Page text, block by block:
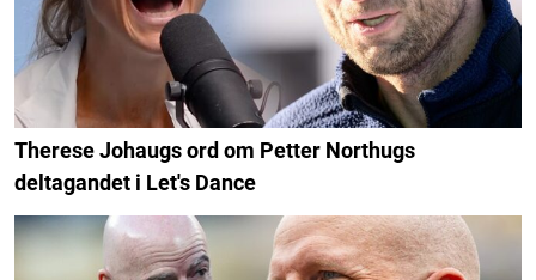
Therese Johaugs ord om Petter Northugs
deltagandet i Let's Dance